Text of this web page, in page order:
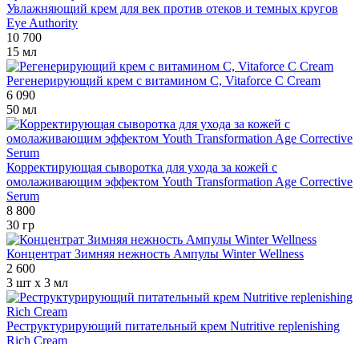
Увлажняющий крем для век против отеков и темных кругов
Eye Authority
10 700
15 мл
Регенерирующий крем с витамином С, Vitaforce C Cream
6 090
50 мл
Корректирующая сыворотка для ухода за кожей с
омолаживающим эффектом Youth Transformation Age Corrective
Serum
8 800
30 гр
Концентрат Зимняя нежность Ампулы Winter Wellness
2 600
3 шт х 3 мл
Реструктурирующий питательный крем Nutritive replenishing
Rich Cream